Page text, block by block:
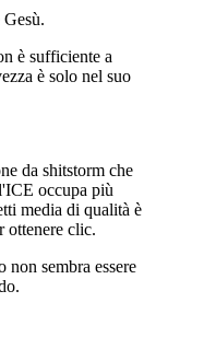
è sufficiente a
è solo nel suo
da shitstorm che
occupa più
media di qualità è
ottenere clic.
sembra essere